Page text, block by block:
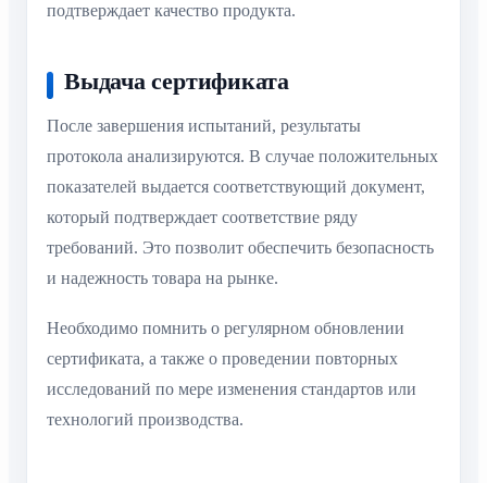
подтверждает качество продукта.
Выдача сертификата
После завершения испытаний, результаты
протокола анализируются. В случае положительных
показателей выдается соответствующий документ,
который подтверждает соответствие ряду
требований. Это позволит обеспечить безопасность
и надежность товара на рынке.
Необходимо помнить о регулярном обновлении
сертификата, а также о проведении повторных
исследований по мере изменения стандартов или
технологий производства.